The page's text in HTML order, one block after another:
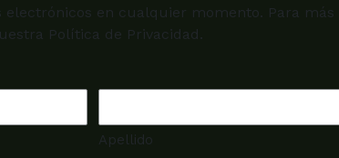
electrónicos en cualquier momento. Para más
Política de Privacidad.
Apellido